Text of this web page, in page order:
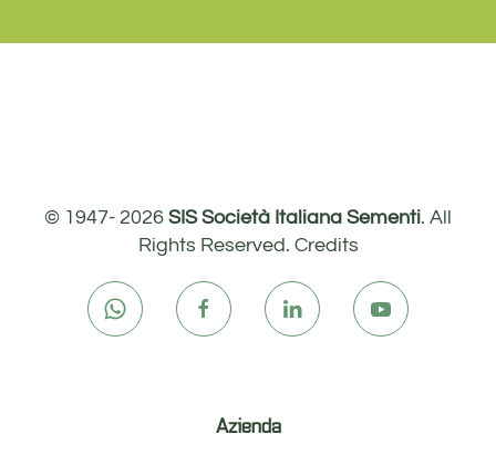
© 1947- 2026 SIS Società Italiana Sementi. All
Rights Reserved. Credits
Azienda